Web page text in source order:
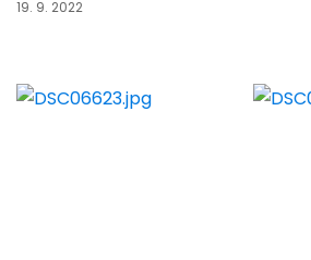
19. 9. 2022